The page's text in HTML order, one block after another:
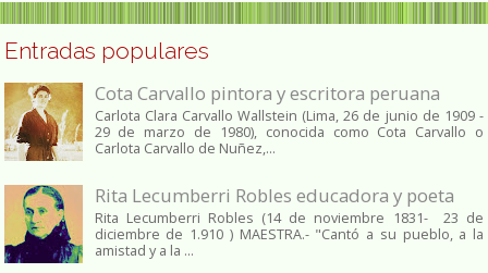
Entradas populares
Cota Carvallo pintora y escritora peruana
Carlota Clara Carvallo Wallstein (Lima, 26 de junio de 1909 -
29 de marzo de 1980), conocida como Cota Carvallo o
Carlota Carvallo de Nuñez,...
Rita Lecumberri Robles educadora y poeta
Rita Lecumberri Robles (14 de noviembre 1831- 23 de
diciembre de 1.910 ) MAESTRA.- "Cantó a su pueblo, a la
amistad y a la ...